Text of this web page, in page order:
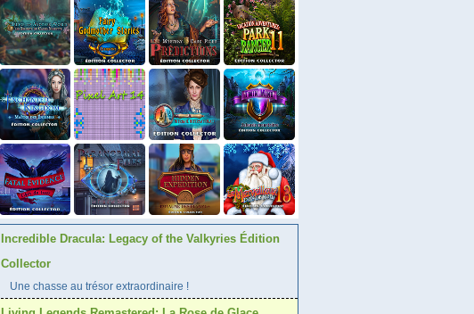
Incredible Dracula: Legacy of the Valkyries Édition
Collector
Une chasse au trésor extraordinaire !